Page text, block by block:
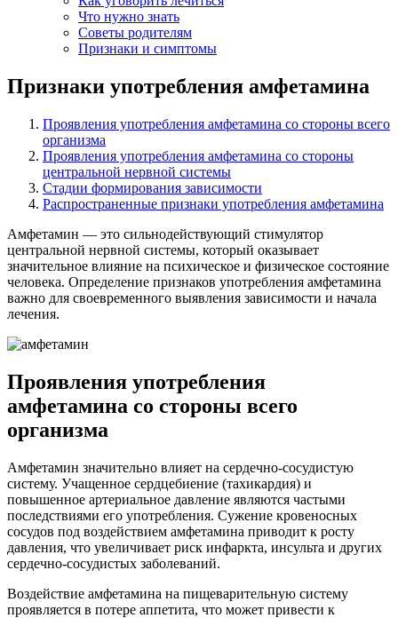
Что нужно знать
Советы родителям
Признаки и симптомы
Признаки употребления амфетамина
Проявления употребления амфетамина со стороны всего
организма
Проявления употребления амфетамина со стороны
центральной нервной системы
Стадии формирования зависимости
Распространенные признаки употребления амфетамина
Амфетамин — это сильнодействующий стимулятор
центральной нервной системы, который оказывает
значительное влияние на психическое и физическое состояние
человека. Определение признаков употребления амфетамина
важно для своевременного выявления зависимости и начала
лечения.
Проявления употребления
амфетамина со стороны всего
организма
Амфетамин значительно влияет на сердечно-сосудистую
систему. Учащенное сердцебиение (тахикардия) и
повышенное артериальное давление являются частыми
последствиями его употребления. Сужение кровеносных
сосудов под воздействием амфетамина приводит к росту
давления, что увеличивает риск инфаркта, инсульта и других
сердечно-сосудистых заболеваний.
Воздействие амфетамина на пищеварительную систему
проявляется в потере аппетита, что может привести к